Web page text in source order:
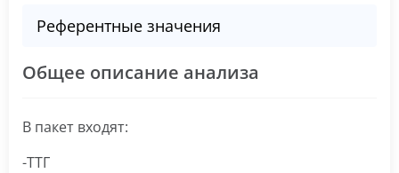
Референтные значения
Общее описание анализа
В пакет входят:
-ТТГ